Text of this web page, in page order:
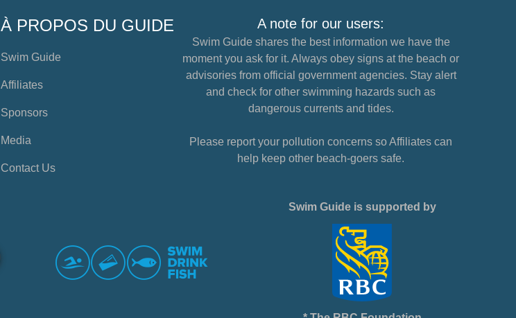
À PROPOS DU GUIDE
Swim Guide
Affiliates
Sponsors
Media
Contact Us
A note for our users:
Swim Guide shares the best information we have the
moment you ask for it. Always obey signs at the beach or
advisories from official government agencies. Stay alert
and check for other swimming hazards such as
dangerous currents and tides.
Please report your pollution concerns so Affiliates can
help keep other beach-goers safe.
Swim Guide is supported by